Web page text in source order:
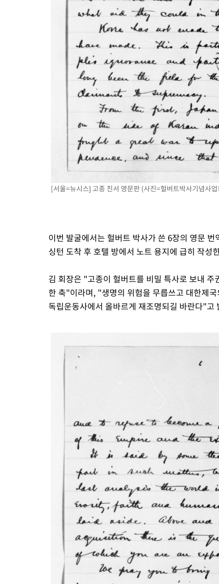
[서울=뉴시스] 고종 친서 영문판 (사진=헐버트박사기념사
이번 발굴에서는 헐버트 박사가 쓴 6장의 영문
싱턴 도착 후 호텔 방에서 노트 용지에 급히 작성
김 회장은 "고종이 헐버트를 비밀 특사로 보내
한 축"이라며, "생명의 위험을 무릅쓰고 대한제
독립운동사에서 올바르게 재조명되길 바란다"고